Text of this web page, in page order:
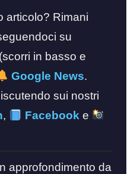
articolo? Rimani
su
(scorri in basso e
Google News.
sui nostri
, Facebook e
approfondimento da